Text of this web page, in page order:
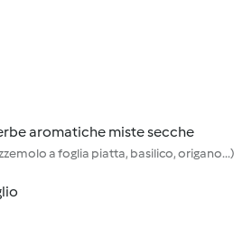
aromatiche miste secche
a foglia piatta, basilico, origano...)